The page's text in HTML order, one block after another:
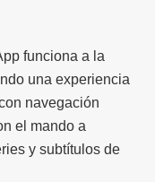
funciona a la
una experiencia
navegación
el mando a
y subtítulos de